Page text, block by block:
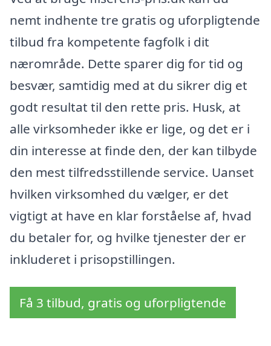
nemt indhente tre gratis og uforpligtende
tilbud fra kompetente fagfolk i dit
nærområde. Dette sparer dig for tid og
besvær, samtidig med at du sikrer dig et
godt resultat til den rette pris. Husk, at
alle virksomheder ikke er lige, og det er i
din interesse at finde den, der kan tilbyde
den mest tilfredsstillende service. Uanset
hvilken virksomhed du vælger, er det
vigtigt at have en klar forståelse af, hvad
du betaler for, og hvilke tjenester der er
inkluderet i prisopstillingen.
Få 3 tilbud, gratis og uforpligtende